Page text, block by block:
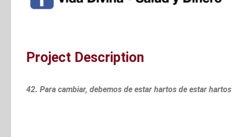
Project Description
42. Para cambiar, debemos de estar hartos de estar hartos